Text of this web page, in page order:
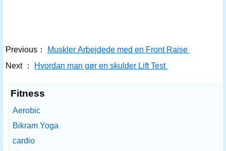
Previous：
Muskler Arbejdede med en Front Raise
Next ：
Hvordan man gør en skulder Lift Test
Fitness
Aerobic
Bikram Yoga
cardio